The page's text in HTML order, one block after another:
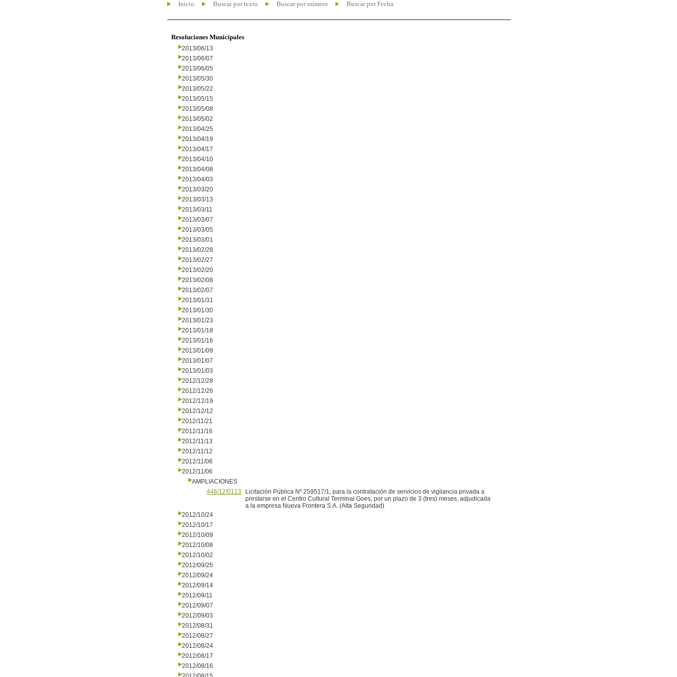
Inicio Buscar por texto Buscar por número Buscar por Fecha
Resoluciones Municipales
2013/06/13
2013/06/07
2013/06/05
2013/05/30
2013/05/22
2013/05/15
2013/05/08
2013/05/02
2013/04/25
2013/04/19
2013/04/17
2013/04/10
2013/04/08
2013/04/03
2013/03/20
2013/03/13
2013/03/11
2013/03/07
2013/03/05
2013/03/01
2013/02/28
2013/02/27
2013/02/20
2013/02/08
2013/02/07
2013/01/31
2013/01/30
2013/01/23
2013/01/18
2013/01/16
2013/01/09
2013/01/07
2013/01/03
2012/12/28
2012/12/26
2012/12/19
2012/12/12
2012/11/21
2012/11/16
2012/11/13
2012/11/12
2012/11/08
2012/11/06
AMPLIACIONES
448/12/0113
Licitación Pública Nº 259517/1, para la contratación de servicios de vigilancia privada a
prestarse en el Centro Cultural Terminal Goes, por un plazo de 3 (tres) meses, adjudicada
a la empresa Nueva Frontera S.A. (Alta Seguridad)
2012/10/24
2012/10/17
2012/10/09
2012/10/08
2012/10/02
2012/09/25
2012/09/24
2012/09/14
2012/09/11
2012/09/07
2012/09/03
2012/08/31
2012/08/27
2012/08/24
2012/08/17
2012/08/16